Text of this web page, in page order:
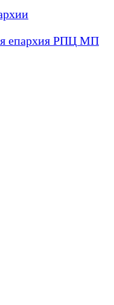
епархия РПЦ МП